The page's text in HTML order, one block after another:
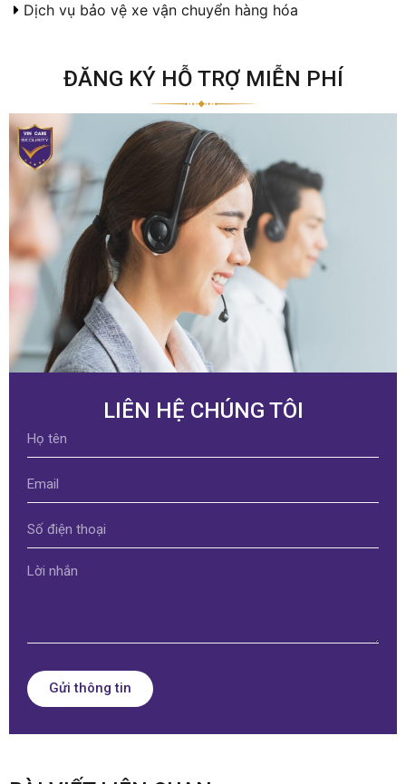
Dịch vụ bảo vệ xe vận chuyển hàng hóa
ĐĂNG KÝ HỖ TRỢ MIỄN PHÍ
LIÊN HỆ CHÚNG TÔI
Gửi thông tin